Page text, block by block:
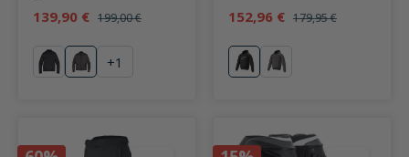
139,90 € 199,00 €
schwarzgrau
+1
152,96 € 179,95 €
schwarzasphalt melange